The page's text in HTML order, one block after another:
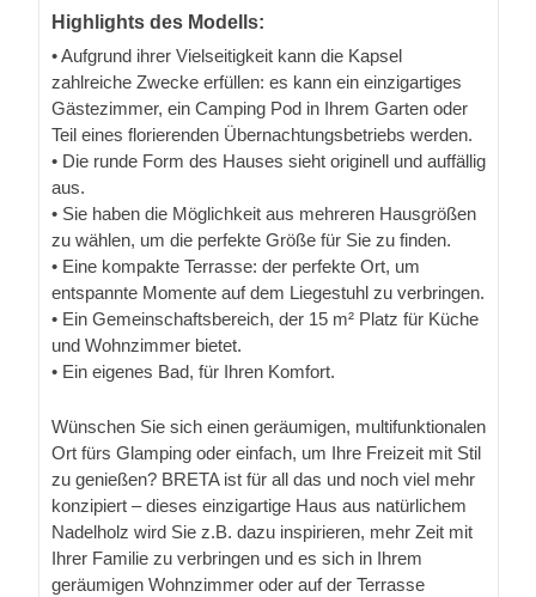
Highlights des Modells:
• Aufgrund ihrer Vielseitigkeit kann die Kapsel
zahlreiche Zwecke erfüllen: es kann ein einzigartiges
Gästezimmer, ein Camping Pod in Ihrem Garten oder
Teil eines florierenden Übernachtungsbetriebs werden.
• Die runde Form des Hauses sieht originell und auffällig
aus.
• Sie haben die Möglichkeit aus mehreren Hausgrößen
zu wählen, um die perfekte Größe für Sie zu finden.
• Eine kompakte Terrasse: der perfekte Ort, um
entspannte Momente auf dem Liegestuhl zu verbringen.
• Ein Gemeinschaftsbereich, der 15 m² Platz für Küche
und Wohnzimmer bietet.
• Ein eigenes Bad, für Ihren Komfort.
Wünschen Sie sich einen geräumigen, multifunktionalen
Ort fürs Glamping oder einfach, um Ihre Freizeit mit Stil
zu genießen? BRETA ist für all das und noch viel mehr
konzipiert – dieses einzigartige Haus aus natürlichem
Nadelholz wird Sie z.B. dazu inspirieren, mehr Zeit mit
Ihrer Familie zu verbringen und es sich in Ihrem
geräumigen Wohnzimmer oder auf der Terrasse